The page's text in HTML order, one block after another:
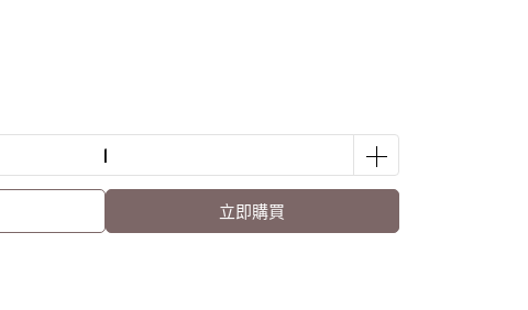
立即購買